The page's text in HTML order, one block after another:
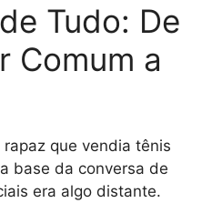
Tudo: De
Comum a
que vendia tênis
base da conversa de
era algo distante.